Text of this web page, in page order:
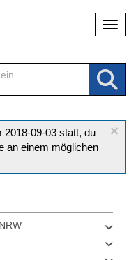
×
2018-09-03 statt, du
an einem möglichen